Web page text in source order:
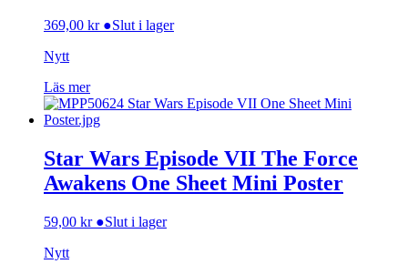
369,00 kr ●Slut i lager
Nytt
Läs mer
Star Wars Episode VII The Force
Awakens One Sheet Mini Poster
59,00 kr ●Slut i lager
Nytt